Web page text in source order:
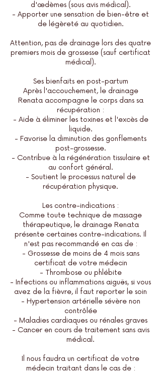
d'œdèmes (sous avis médical).
- Apporter une sensation de bien-être et
de légèreté au quotidien.
Attention, pas de drainage lors des quatre
premiers mois de grossesse (sauf certificat
médical).
Ses bienfaits en post-partum
Après l'accouchement, le drainage
Renata accompagne le corps dans sa
récupération :
- Aide à éliminer les toxines et l'excès de
liquide.
- Favorise la diminution des gonflements
post-grossesse.
- Contribue à la régénération tissulaire et
au confort général.
- Soutient le processus naturel de
récupération physique.​
Les contre-indications :
Comme toute technique de massage
thérapeutique, le drainage Renata
présente certaines contre-indications. Il
n'est pas recommandé en cas de :
- Grossesse de moins de 4 mois sans
certificat de votre médecin
- Thrombose ou phlébite
- Infections ou inflammations aiguës, si vous
avez de la fièvre, il faut reporter le soin
- Hypertension artérielle sévère non
contrôlée
- Maladies cardiaques ou rénales graves
- Cancer en cours de traitement sans avis
médical.
Il nous faudra un certificat de votre
médecin traitant dans le cas de :